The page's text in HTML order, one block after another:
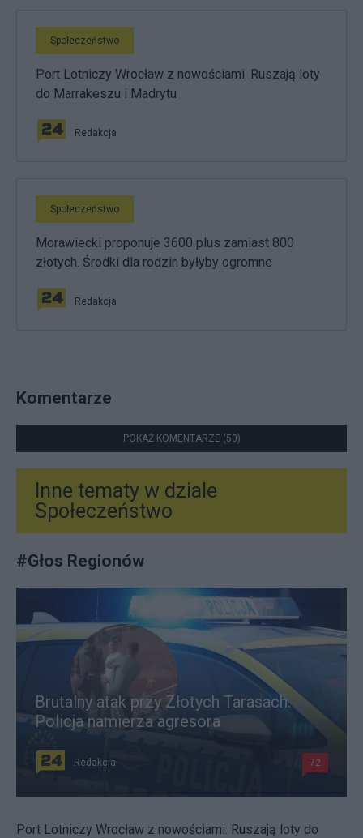
Społeczeństwo
Port Lotniczy Wrocław z nowościami. Ruszają loty
do Marrakeszu i Madrytu
Redakcja
Społeczeństwo
Morawiecki proponuje 3600 plus zamiast 800
złotych. Środki dla rodzin byłyby ogromne
Redakcja
Komentarze
POKAŻ KOMENTARZE (50)
Inne tematy w dziale
Społeczeństwo
#Głos Regionów
Brutalny atak przy Złotych Tarasach.
Policja namierza agresora
Redakcja 72
Port Lotniczy Wrocław z nowościami. Ruszają loty do